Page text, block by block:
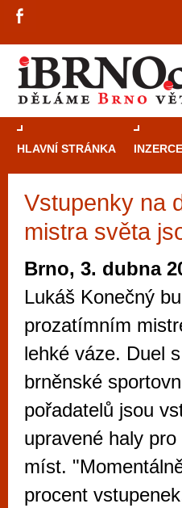
HLAVNÍ STRÁNKA INZERCE
Vstupenky na
mistra světa
Brno, 3. dubna
Lukáš Konečný
prozatímním
lehké váze. Duel
brněnské
pořadatelů jsou
upravené haly
míst.
procent
Mimo jiné je ale
vyzkoušet různé
metropoli
po moderní
příležitostné hráče.